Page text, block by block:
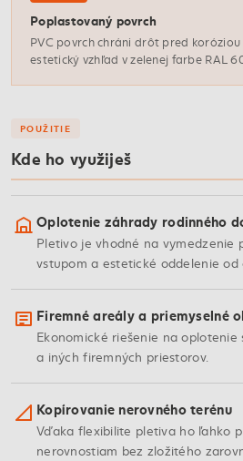
Poplastovaný povrch
PVC povrch chráni drôt pred
estetický vzhľad v zelenej farbe RAL
POUŽITIE
Kde ho využiješ
Oplotenie záhrady rodinného
Pletivo je vhodné na vymedzenie
vstupom a estetické oddelenie od
Firemné areály a priemyselné
Ekonomické riešenie na oplotenie
a iných firemných priestorov.
Kopírovanie nerovného terénu
Vďaka flexibilite pletiva ho ľahko
nerovnostiam bez zložitého